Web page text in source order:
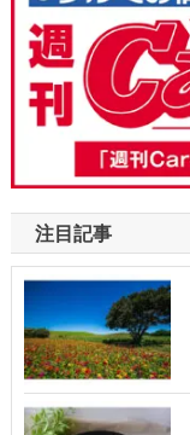
注目記事